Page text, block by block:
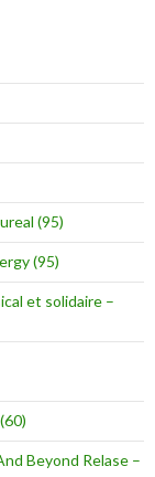
(95)
(95)
et solidaire –
Beyond Relase –